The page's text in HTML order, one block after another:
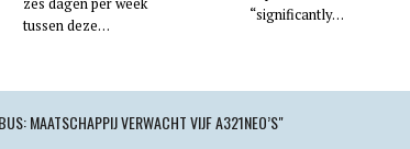
tussen deze…
“significantly…
MAATSCHAPPIJ VERWACHT VIJF A321NEO’S"